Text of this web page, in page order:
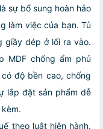
sự bổ sung hoàn hảo
làm việc của bạn. Tủ
giầy dép ở lối ra vào.
MDF chống ẩm phủ
độ bền cao, chống
lắp đặt sản phẩm dễ
theo luật hiện hành.